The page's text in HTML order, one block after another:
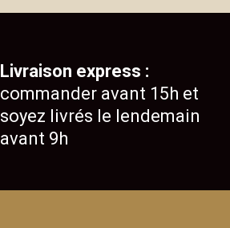
Livraison express :
commander avant 15h et
soyez livrés le lendemain
avant 9h